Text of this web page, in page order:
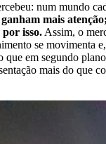
num mundo
mais
isso. Assim, o
se movimenta
que em segundo
mais do que